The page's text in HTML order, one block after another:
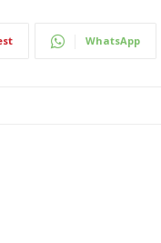
WhatsApp